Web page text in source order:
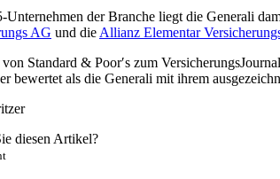
Unternehmen der Branche liegt die Generali
AG und die Allianz Elementar
Standard & Poor′s zum
bewertet als die Generali mit ihrem
diesen Artikel?